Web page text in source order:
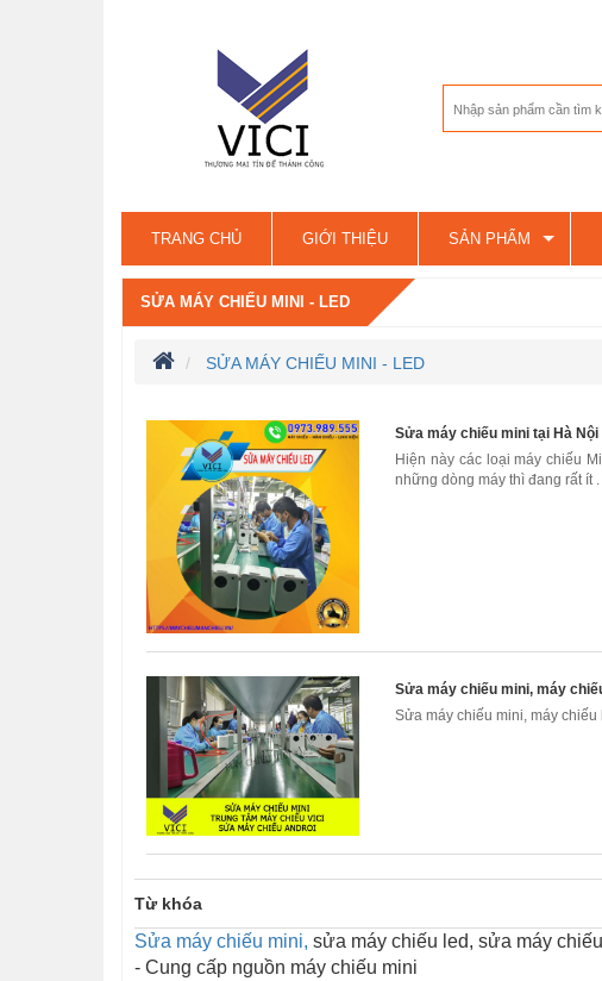
TRANG CHỦ GIỚI THIỆU SẢN PHẨM
LIÊN HỆ
SỬA MÁY CHIẾU MINI - LED
SỬA MÁY CHIẾU MINI - LED
Sửa máy chiếu mini tại Hà Nội
Hiện này các loại máy chiếu
những dòng máy thì đang rất ít
Sửa máy chiếu mini, máy
Sửa máy chiếu mini, máy
Từ khóa
Sửa máy chiếu mini, sửa máy chiếu led, sửa máy
- Cung cấp nguồn máy chiếu mini